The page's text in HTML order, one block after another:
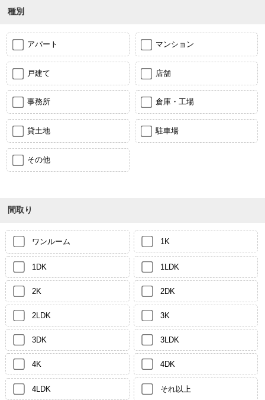
種別
アパート マンション
戸建て 店舗
事務所 倉庫・工場
貸土地 駐車場
その他
間取り
ワンルーム 1K
1DK 1LDK
2K 2DK
2LDK 3K
3DK 3LDK
4K 4DK
4LDK それ以上